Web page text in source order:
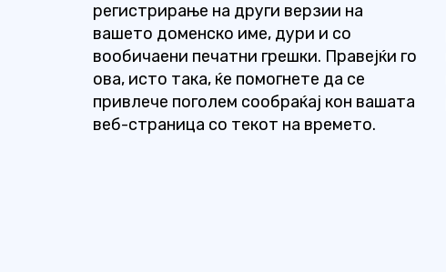
регистрирање на други верзии на
вашето доменско име, дури и со
вообичаени печатни грешки. Правејќи го
ова, исто така, ќе помогнете да се
привлече поголем сообраќај кон вашата
веб-страница со текот на времето.